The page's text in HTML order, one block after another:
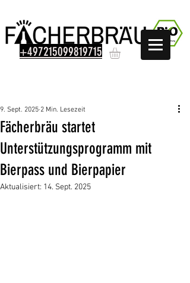
+497215099819715
Fächerbräu startet
Unterstützungsprogramm mit
Bierpass und Bierpapier
9. Sept. 2025 2 Min. Lesezeit
Aktualisiert: 14. Sept. 2025